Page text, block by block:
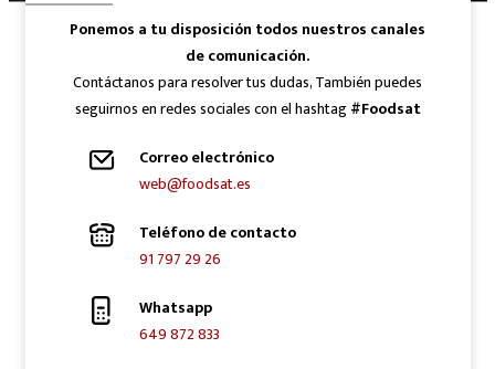
Ponemos a tu disposición todos nuestros canales
de comunicación.
Contáctanos para resolver tus dudas, También puedes
seguirnos en redes sociales con el hashtag#Foodsat
Correo electrónico
web@foodsat.es
Teléfono de contacto
91 797 29 26
Whatsapp
649 872 833